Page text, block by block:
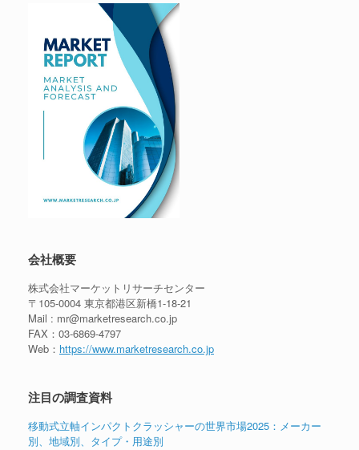
会社概要
株式会社マーケットリサーチセンター
〒105-0004 東京都港区新橋1-18-21
Mail : mr@marketresearch.co.jp
FAX：03-6869-4797
Web： https://www.marketresearch.co.jp
注目の調査資料
移動式立軸インパクトクラッシャーの世界市場2025：メーカー
別、地域別、タイプ・用途別